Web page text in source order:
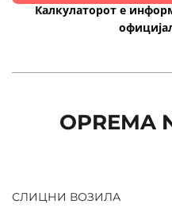
Калкулаторот е
СЛИЦНИ ВОЗИЛА